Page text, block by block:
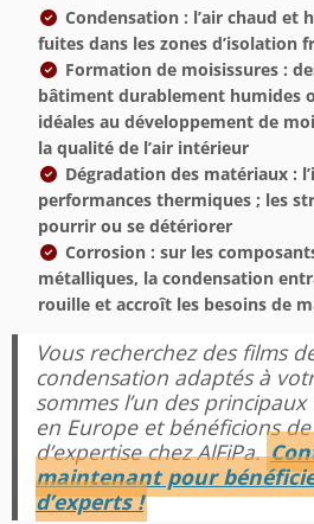
Condensation : l’air chaud et
fuites dans les zones d’isolation
Formation de moisissures :
bâtiment durablement humides
idéales au développement de
la qualité de l’air intérieur
Dégradation des matériaux :
performances thermiques ; les
pourrir ou se détériorer
Corrosion : sur les
métalliques, la condensation
rouille et accroît les besoins de
Vous recherchez des films
condensation adaptés à
sommes l’un des
en Europe et bénéficions
d’expertise chez AlFiPa.
maintenant pour
d’experts !